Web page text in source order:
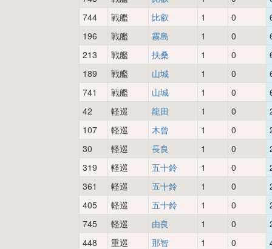
744
戦艦 比叡 1 0
196
戦艦 霧島 1 0
213
戦艦 扶桑 1 0
189
戦艦 山城 1 0
741
戦艦 山城 1 0
42
軽巡 龍田 1 0
107
軽巡 木曾 1 0
30
軽巡 長良 1 0
319
軽巡 五十鈴 1 0
361
軽巡 五十鈴 1 0
405
軽巡 五十鈴 1 0
745
軽巡 由良 1 0
448
重巡 那智 1 0